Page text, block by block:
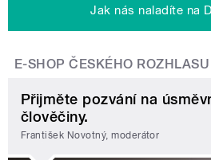
Jak nás naladíte na
E-SHOP ČESKÉHO ROZHLASU
Přijměte pozvání na
člověčiny.
František Novotný, moderátor